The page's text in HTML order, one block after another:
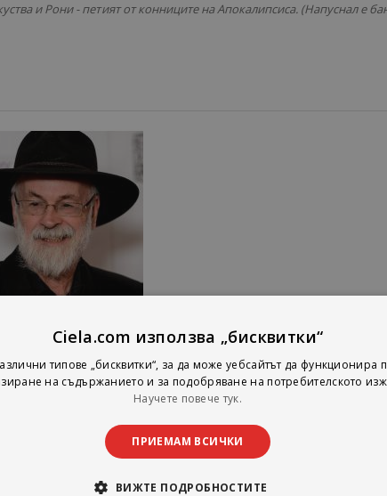
и Рони - петият от конниците на Апокалипсиса. (Напуснал е
За Автора
да поръчате едни от най-известните книги на Тери Пратчет.
е Тери Пратчет
Ciela.com използва „бисквитки“
типове „бисквитки“, за да може уебсайтът да функционира
на съдържанието и за подобряване на потребителското
Научете повече тук.
ПРИЕМАМ ВСИЧКИ
ВИЖТЕ ПОДРОБНОСТИТЕ